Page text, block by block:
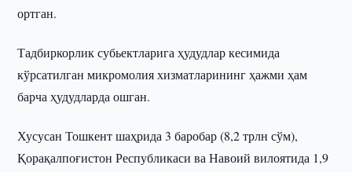
ортган.
Тадбиркорлик субьектларига ҳудудлар кесимида
кўрсатилган микромолия хизматларининг ҳажми ҳам
барча ҳудудларда ошган.
Хусусан Тошкент шаҳрида 3 баробар (8,2 трлн сўм),
Қорақалпоғистон Республикаси ва Навоий вилоятида 1,9